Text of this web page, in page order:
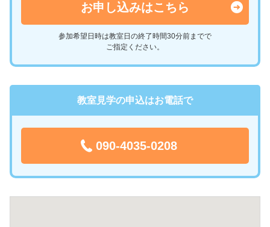
お申し込みはこちら
参加希望日時は教室日の終了時間30分前までで
ご指定ください。
教室見学の申込はお電話で
090-4035-0208